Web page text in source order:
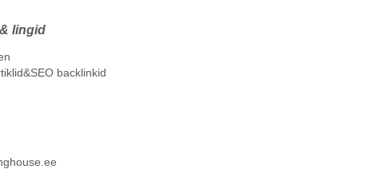
lingid
backlinkid